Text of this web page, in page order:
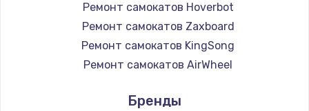
Ремонт самокатов Hoverbot
Ремонт самокатов Zaxboard
Ремонт самокатов KingSong
Ремонт самокатов AirWheel
Ремонт самокатов Hunter
Бренды